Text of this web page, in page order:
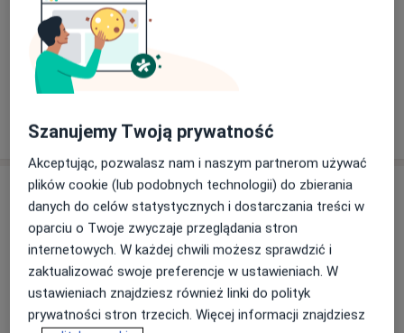
Zobacz galerię (2)
Pokaż więcejo doświadczeniu
Usługi i ceny
Konsultacja kardiologiczna + EKG
270 zł - 300 zł Szczegóły Umów wizytę
Od 250 zł Szczegóły Umów wizytę
Szanujemy Twoją prywatność
Akceptując, pozwalasz nam i naszym partnerom używać
plików cookie (lub podobnych technologii) do zbierania
danych do celów statystycznych i dostarczania treści w
oparciu o Twoje zwyczaje przeglądania stron
internetowych. W każdej chwili możesz sprawdzić i
zaktualizować swoje preferencje w ustawieniach. W
ustawieniach znajdziesz również linki do polityk
prywatności stron trzecich. Więcej informacji znajdziesz